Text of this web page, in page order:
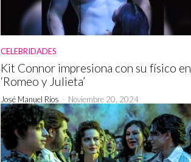
CELEBRIDADES
Kit Connor impresiona con su físico en
‘Romeo y Julieta’
José Manuel Ríos - Noviembre 20, 2024